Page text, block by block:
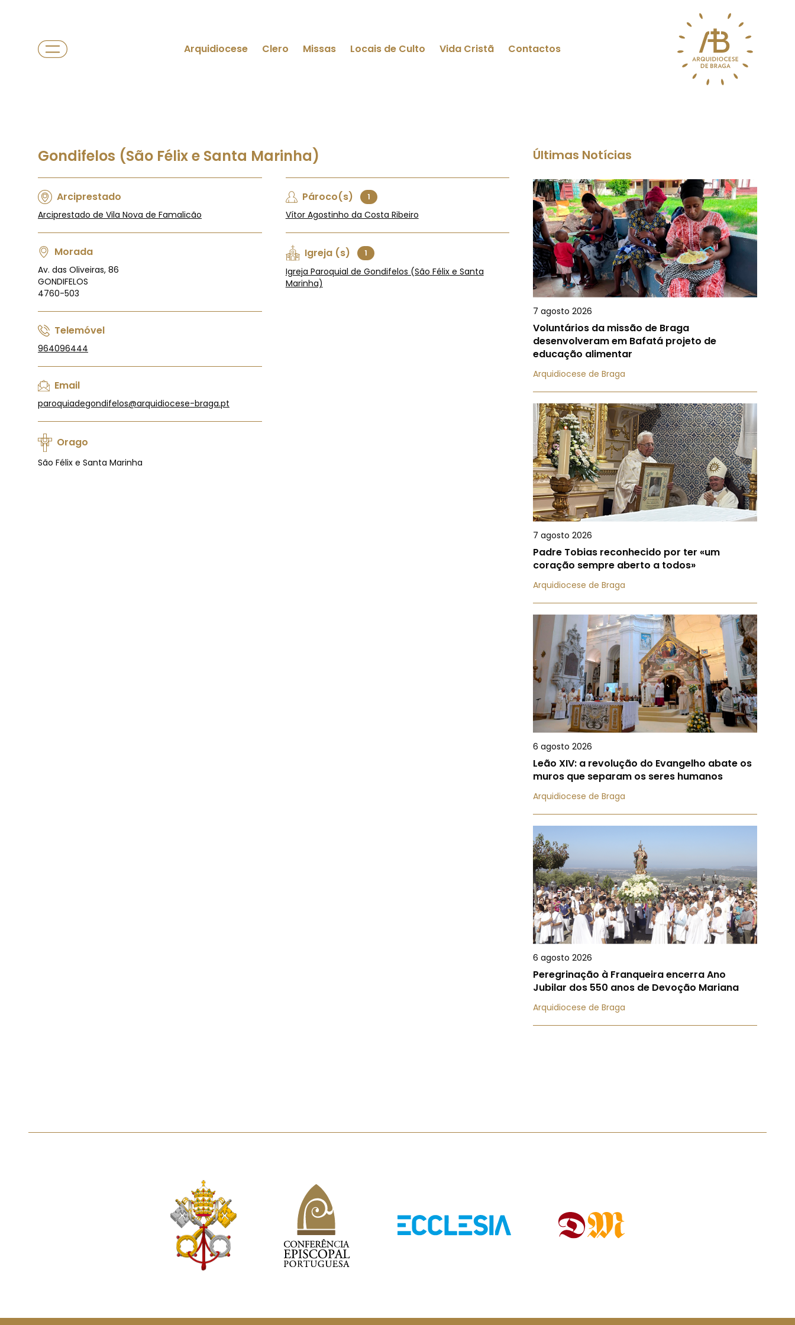
Arquidiocese Clero Missas Locais de Culto Vida Cristã Contactos
Gondifelos (São Félix e Santa Marinha)
Arciprestado
Arciprestado de Vila Nova de Famalicão
Morada
Av. das Oliveiras, 86
GONDIFELOS
4760-503
Telemóvel
964096444
Email
paroquiadegondifelos@arquidiocese-braga.pt
Orago
São Félix e Santa Marinha
Pároco(s) 1
Vítor Agostinho da Costa Ribeiro
Igreja (s) 1
Igreja Paroquial de Gondifelos (São Félix e Santa
Marinha)
Últimas Notícias
7 agosto 2026
Voluntários da missão de Braga
desenvolveram em Bafatá projeto de
educação alimentar
Arquidiocese de Braga
7 agosto 2026
Padre Tobias reconhecido por ter «um
coração sempre aberto a todos»
Arquidiocese de Braga
6 agosto 2026
Leão XIV: a revolução do Evangelho abate os
muros que separam os seres humanos
Arquidiocese de Braga
6 agosto 2026
Peregrinação à Franqueira encerra Ano
Jubilar dos 550 anos de Devoção Mariana
Arquidiocese de Braga